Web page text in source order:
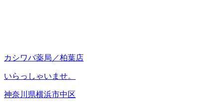
カシワバ薬局／柏葉店
いらっしゃいませ。
神奈川県横浜市中区